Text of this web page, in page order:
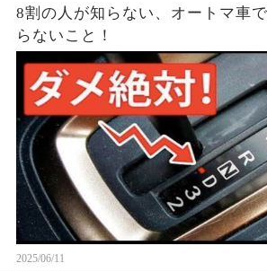
8割の人が知らない、オートマ車
らないこと！
2025/06/11